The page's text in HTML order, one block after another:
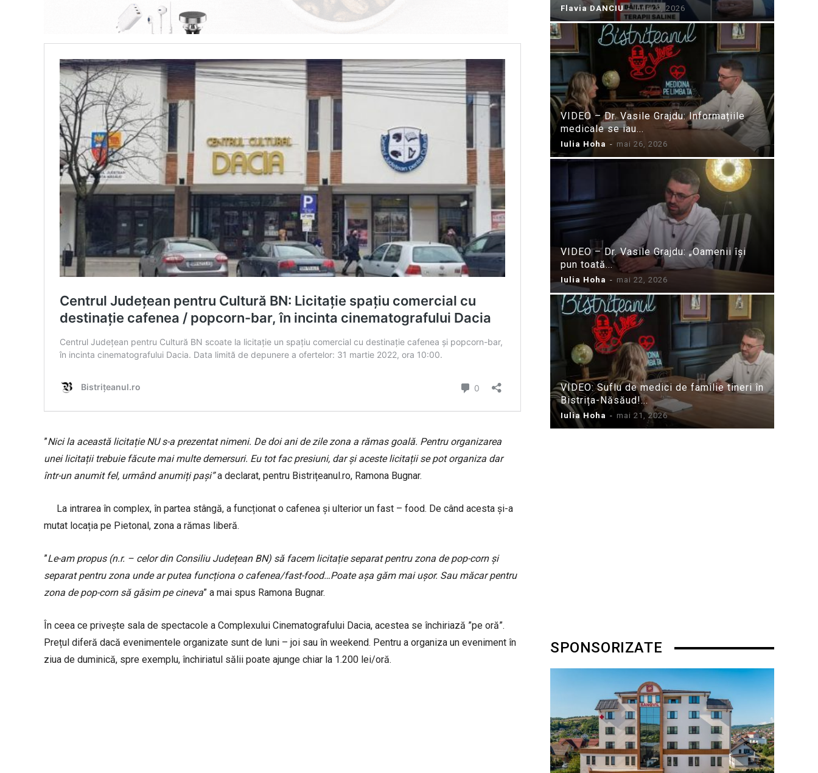
”Nici la această licitație NU s-a prezentat nimeni. De doi ani de zile zona a rămas goală. Pentru organizarea
unei licitații trebuie făcute mai multe demersuri. Eu tot fac presiuni, dar și aceste licitații se pot organiza dar
într-un anumit fel, urmând anumiți pași”a declarat, pentru Bistrițeanul.ro, Ramona Bugnar.
La intrarea în complex, în partea stângă, a funcționat o cafenea și ulterior un fast – food. De când acesta și-a
mutat locația pe Pietonal, zona a rămas liberă.
”Le-am propus (n.r. – celor din Consiliu Județean BN) să facem licitație separat pentru zona de pop-corn și
separat pentru zona unde ar putea funcționa o cafenea/fast-food…Poate așa găm mai ușor. Sau măcar pentru
zona de pop-corn să găsim pe cineva” a mai spus Ramona Bugnar.
În ceea ce privește sala de spectacole a Complexului Cinematografului Dacia, acestea se închiriază ”pe oră”.
Prețul diferă dacă evenimentele organizate sunt de luni – joi sau în weekend. Pentru a organiza un eveniment în
ziua de duminică, spre exemplu, închiriatul sălii poate ajunge chiar la 1.200 lei/oră.
Flavia DANCIU - iunie 9, 2026
VIDEO – Dr. Vasile Grajdu: Informațiile
medicale se iau...
Iulia Hoha - mai 26, 2026
VIDEO – Dr. Vasile Grajdu: „Oamenii își
pun toată...
Iulia Hoha - mai 22, 2026
VIDEO: Suflu de medici de familie tineri în
Bistrița-Năsăud!...
Iulia Hoha - mai 21, 2026
SPONSORIZATE